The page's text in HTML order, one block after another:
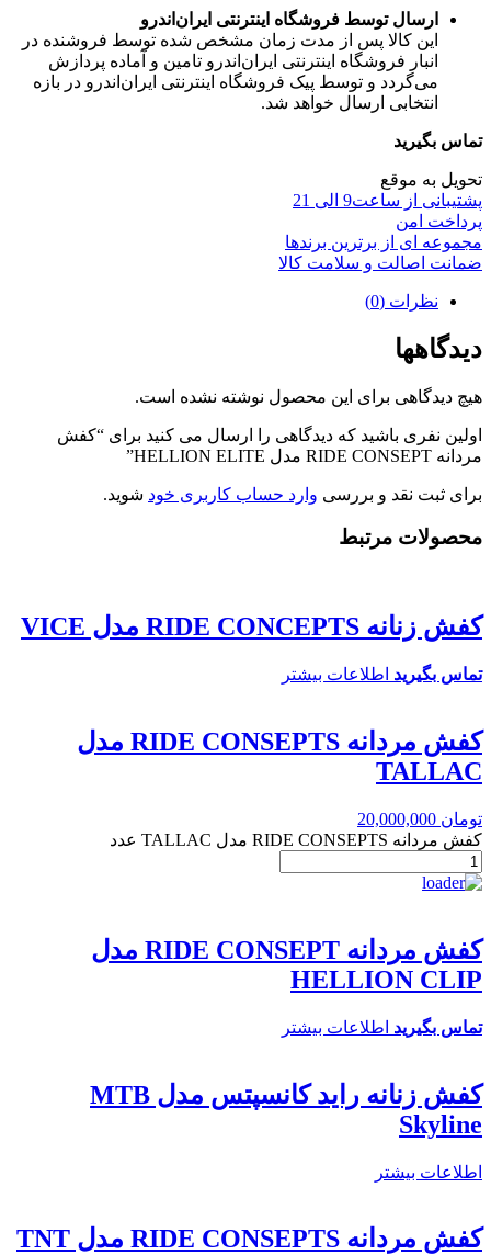
ارسال توسط فروشگاه اینترنتی ایران‌اندرو
این کالا پس از مدت زمان مشخص شده توسط فروشنده در
انبار فروشگاه اینترنتی ایران‌اندرو تامین و آماده پردازش
می‌گردد و توسط پیک فروشگاه اینترنتی ایران‌اندرو در بازه
انتخابی ارسال خواهد شد.
تماس بگیرید
تحویل به موقع
پشتیبانی از ساعت9 الی 21
پرداخت امن
مجموعه ای از برترین برندها
ضمانت اصالت و سلامت کالا
نظرات (0)
دیدگاهها
هیچ دیدگاهی برای این محصول نوشته نشده است.
اولین نفری باشید که دیدگاهی را ارسال می کنید برای “کفش
مردانه RIDE CONSEPT مدل HELLION ELITE”
برای ثبت نقد و بررسی وارد حساب کاربری خود شوید.
محصولات مرتبط
کفش زنانه RIDE CONCEPTS مدل VICE
تماس بگیرید اطلاعات بیشتر
کفش مردانه RIDE CONSEPTS مدل
TALLAC
تومان
کفش مردانه RIDE CONSEPTS مدل TALLAC عدد
کفش مردانه RIDE CONSEPT مدل
HELLION CLIP
تماس بگیرید اطلاعات بیشتر
کفش زنانه راید کانسپتس مدل MTB
Skyline
اطلاعات بیشتر
کفش مردانه RIDE CONSEPTS مدل TNT